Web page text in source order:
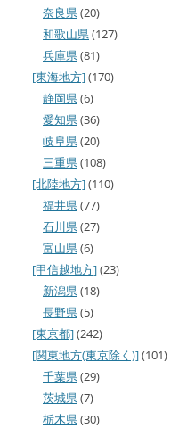
奈良県(20)
和歌山県(127)
兵庫県(81)
[東海地方](170)
静岡県(6)
愛知県(36)
岐阜県(20)
三重県(108)
[北陸地方](110)
福井県(77)
石川県(27)
富山県(6)
[甲信越地方](23)
新潟県(18)
長野県(5)
[東京都](242)
[関東地方(東京除く)](101)
千葉県(29)
茨城県(7)
栃木県(30)